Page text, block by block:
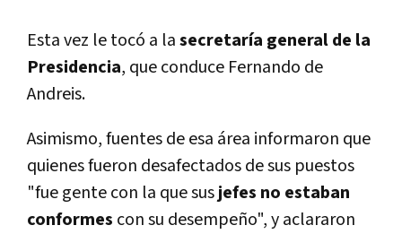
Esta vez le tocó a lasecretarí­a general de la
Presidencia, que conduce Fernando de
Andreis.
Asimismo, fuentes de esa área informaron que
quienes fueron desafectados de sus puestos
"fue gente con la que susjefes no estaban
conformes con su desempeño", y aclararon